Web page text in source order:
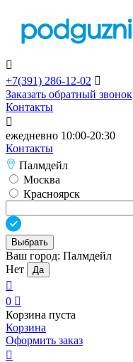

+7(391) 286-12-02 
Заказать обратный звонок
Контакты

ежедневно 10:00-20:30
Контакты
Палмдейл
Москва
Красноярск
Выбрать
Ваш город: Палмдейл
Нет
Да

0 
Корзина пуста
Корзина
Оформить заказ
